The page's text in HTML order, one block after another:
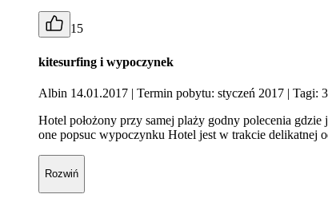
15
kitesurfing i wypoczynek
Albin 14.01.2017 | Termin pobytu: styczeń 2017 | Tagi:
Hotel położony przy samej plaży godny polecenia
one popsuc wypoczynku Hotel jest w trakcie delikatnej
Rozwiń